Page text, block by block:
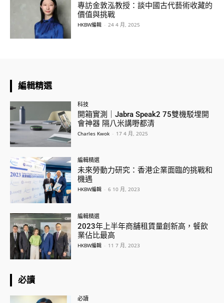
專訪金敦泓教授：談中國古代藝術收藏的
價值與挑戰
HKBW編輯 - 24 4 月, 2025
編輯精選
科技
開箱實測｜Jabra Speak2 75雙機駁埋開
會神器 隔八米講嘢都清
Charles Kwok - 17 4 月, 2025
編輯精選
未來勞動力研究：香港企業面臨的挑戰和
機遇
HKBW編輯 - 6 10 月, 2023
編輯精選
2023年上半年商舖租賃量創新高，餐飲
業佔比最高
HKBW編輯 - 11 7 月, 2023
必讀
必讀